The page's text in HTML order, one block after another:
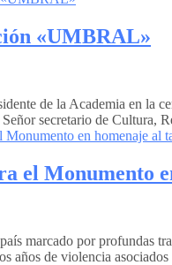
«UMBRAL»
de la Academia en la
secretario de Cultura,
el Monumento
marcado por profundas
años de violencia